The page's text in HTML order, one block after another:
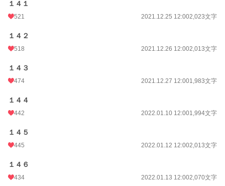
１４１
521 2021.12.25 12:002,023文字
１４２
518 2021.12.26 12:002,013文字
１４３
474 2021.12.27 12:001,983文字
１４４
442 2022.01.10 12:001,994文字
１４５
445 2022.01.12 12:002,013文字
１４６
434 2022.01.13 12:002,070文字